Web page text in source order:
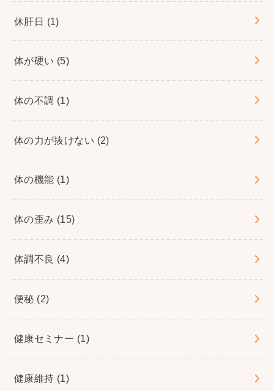
休肝日 (1)
体が硬い (5)
体の不調 (1)
体の力が抜けない (2)
体の機能 (1)
体の歪み (15)
体調不良 (4)
便秘 (2)
健康セミナー (1)
健康維持 (1)